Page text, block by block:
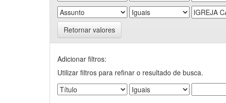
Retornar valores
Adicionar filtros:
Utilizar filtros para refinar o resultado de busca.